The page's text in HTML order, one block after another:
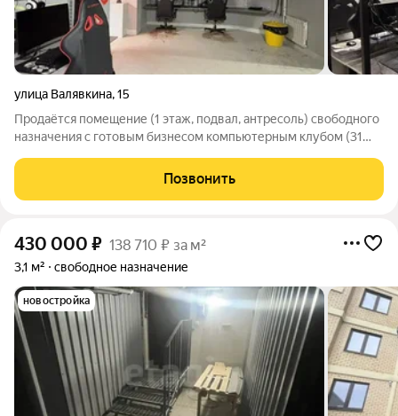
улица Валявкина,15
Продаётся помещение (1 этаж, подвал, антресоль) свободного
назначения с готовым бизнесом компьютерным клубом (31
подходит под бар, кафе, ресторан, торговлю, кальянную или
Позвонить
430 000 ₽ 138 710 ₽ за м²
3,1 м² свободное назначение
новостройка